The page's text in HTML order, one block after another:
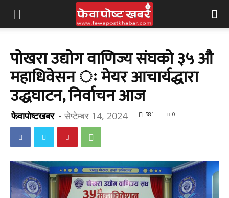
पोखरा उद्योग वाणिज्य संघको ३५ औ
महाधिवेसन ः मेयर आचार्यद्धारा
उद्धघाटन, निर्वाचन आज
फेवापोष्टखबर - सेप्टेम्बर 14, 2024 581 0